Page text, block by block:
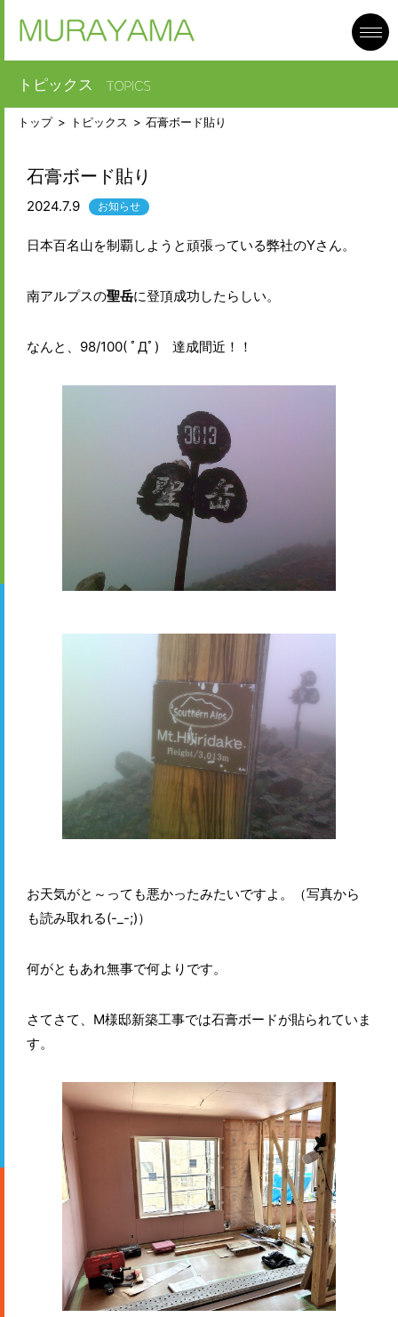
トピックス
トップ トピックス 石膏ボード貼り
石膏ボード貼り
2024.7.9 お知らせ
日本百名山を制覇しようと頑張っている弊社のYさん。
南アルプスの聖岳に登頂成功したらしい。
なんと、98/100( ﾟДﾟ) 達成間近！！
お天気がと～っても悪かったみたいですよ。（写真から
も読み取れる(-_-;)）
何がともあれ無事で何よりです。
さてさて、M様邸新築工事では石膏ボードが貼られていま
す。